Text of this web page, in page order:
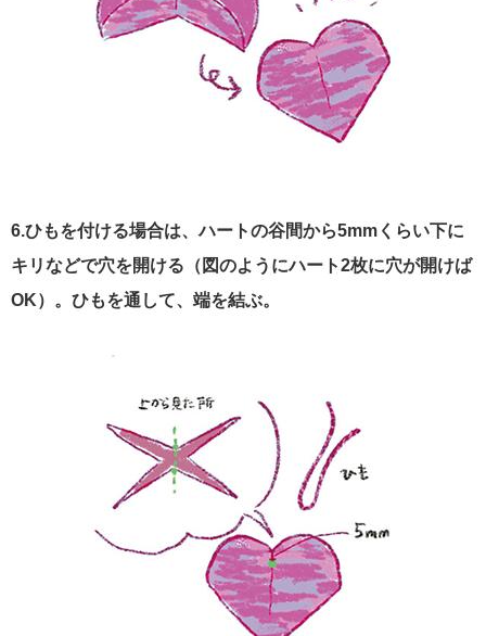
6.ひもを付ける場合は、ハートの谷間から5mmくらい下に
キリなどで穴を開ける（図のようにハート2枚に穴が開けば
OK）。ひもを通して、端を結ぶ。